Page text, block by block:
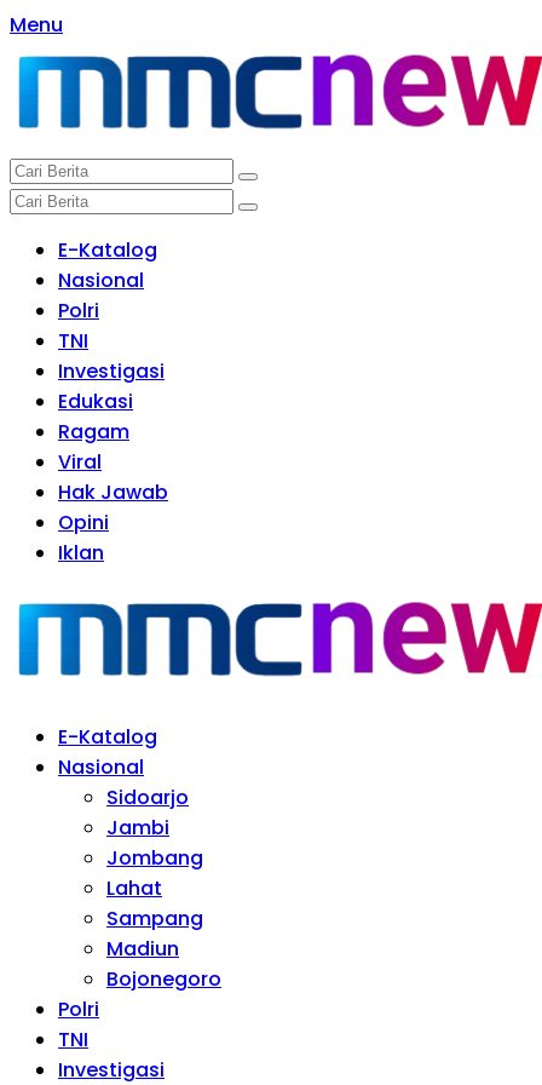
Langsung
ke
konten
Menu
E-Katalog
Nasional
Polri
TNI
Investigasi
Edukasi
Ragam
Viral
Hak Jawab
Opini
Iklan
E-Katalog
Nasional
Sidoarjo
Jambi
Jombang
Lahat
Sampang
Madiun
Bojonegoro
Polri
TNI
Investigasi